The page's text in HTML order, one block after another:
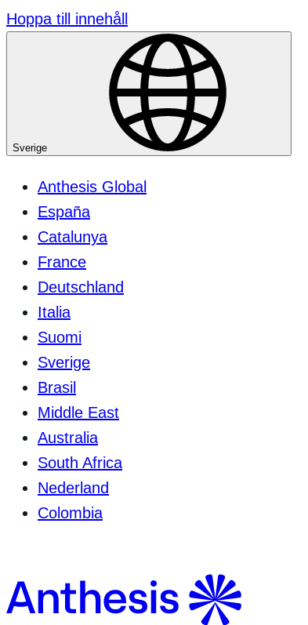
Hoppa till innehåll
Sverige
Anthesis Global
España
Catalunya
France
Deutschland
Italia
Suomi
Sverige
Brasil
Middle East
Australia
South Africa
Nederland
Colombia